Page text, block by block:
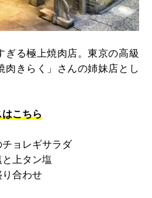
ぎる極上焼肉店。東京の高級
肉きらく」さんの姉妹店とし
こちら
チョレギサラダ
と上タン塩
り合わせ